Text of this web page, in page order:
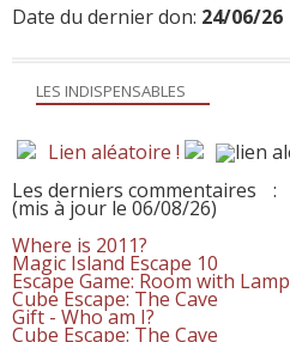
LES INDISPENSABLES
Lien aléatoire !
Les derniers commentaires
:
(mis à jour le 06/08/26)
Where is 2011?
Magic Island Escape 10
Escape Game: Room with Lamp
Cube Escape: The Cave
Gift - Who am I?
Cube Escape: The Cave
Date du dernier don: 24/06/26